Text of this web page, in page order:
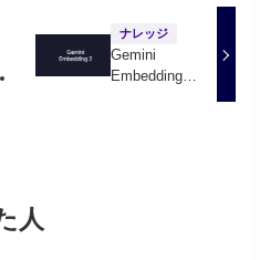
ナレッジ
Gemini
Embedding 2
人